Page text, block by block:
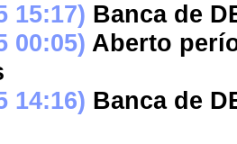
15:17) Banca de
00:05) Aberto
14:16) Banca de